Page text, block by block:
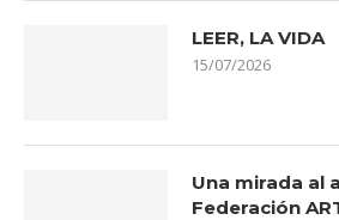
LEER, LA VIDA
15/07/2026
Una mirada al
Federación